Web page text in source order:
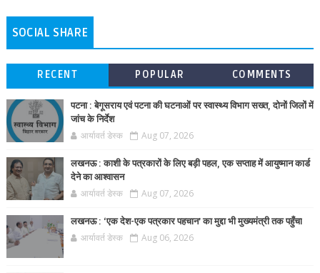
SOCIAL SHARE
RECENT POPULAR COMMENTS
पटना : बेगूसराय एवं पटना की घटनाओं पर स्वास्थ्य विभाग सख्त, दोनों जिलों में
जांच के निर्देश
आर्यावर्त डेस्क Aug 07, 2026
लखनऊ : काशी के पत्रकारों के लिए बड़ी पहल, एक सप्ताह में आयुष्मान कार्ड
देने का आश्वासन
आर्यावर्त डेस्क Aug 07, 2026
लखनऊ : ‘एक देश-एक पत्रकार पहचान’ का मुद्दा भी मुख्यमंत्री तक पहुँचा
आर्यावर्त डेस्क Aug 06, 2026